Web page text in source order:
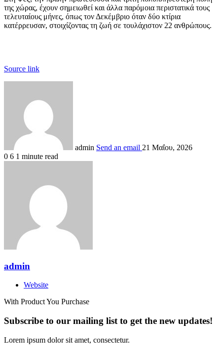
της χώρας, έχουν σημειωθεί και άλλα παρόμοια περιστατικά τους
τελευταίους μήνες, όπως τον Δεκέμβριο όταν δύο κτίρια
κατέρρευσαν, στοιχίζοντας τη ζωή σε τουλάχιστον 22 ανθρώπους.
Source link
admin Send an email 21 Μαΐου, 2026
0 6 1 minute read
admin
Website
With Product You Purchase
Subscribe to our mailing list to get the new updates!
Lorem ipsum dolor sit amet, consectetur.